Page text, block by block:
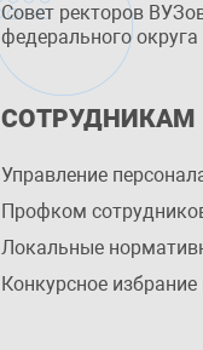
Совет ректоров
федерального округа
СОТРУДНИКАМ
Управление
Профком
Локальные
Конкурсное